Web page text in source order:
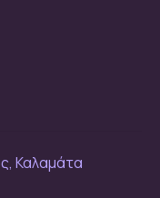
Καλαμάτα